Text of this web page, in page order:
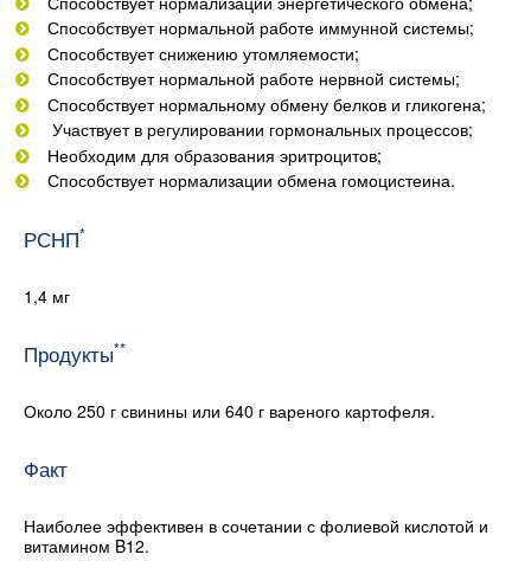
Способствует нормальной работе иммунной системы;
Способствует снижению утомляемости;
Способствует нормальной работе нервной системы;
Способствует нормальному обмену белков и гликогена;
Участвует в регулировании гормональных процессов;
Необходим для образования эритроцитов;
Способствует нормализации обмена гомоцистеина.
РСНП*
1,4 мг
Продукты**
Около 250 г свинины или 640 г вареного картофеля.
Факт
Наиболее эффективен в сочетании с фолиевой кислотой и
витамином B12.